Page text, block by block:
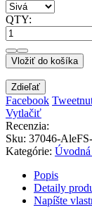
QTY:
Vložiť do košíka
Zdieľať
Facebook
Vytlačiť
Recenzia:
Sku: 37046-
Kategórie: Úvodná
Popis
Detaily
Napíšte